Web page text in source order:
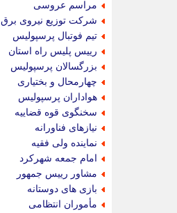
مراسم عروسی
شرکت توزیع نیروی برق
تیم فوتبال پرسپولیس
رییس پلیس راه استان
بزرگسالان پرسپولیس
چهارمحال و بختیاری
هواداران پرسپولیس
سخنگوی قوه قضاییه
نیازهای فناورانه
نماینده ولی فقیه
امام جمعه شهرکرد
مشاور رییس جمهور
بازی های دوستانه
مأموران انتظامی